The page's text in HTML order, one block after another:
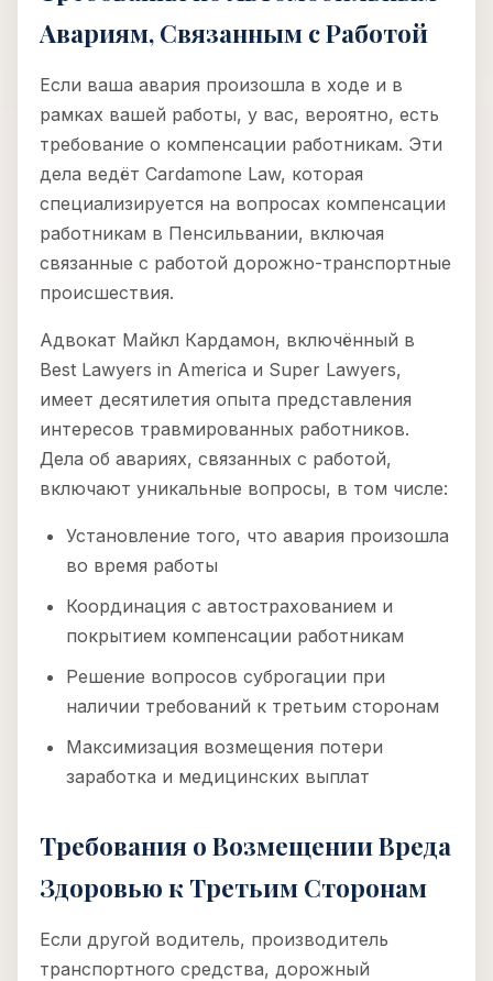
Авариям, Связанным с Работой
Если ваша авария произошла в ходе и в
рамках вашей работы, у вас, вероятно, есть
требование о компенсации работникам. Эти
дела ведёт Cardamone Law, которая
специализируется на вопросах компенсации
работникам в Пенсильвании, включая
связанные с работой дорожно-транспортные
происшествия.
Адвокат Майкл Кардамон, включённый в
Best Lawyers in America и Super Lawyers,
имеет десятилетия опыта представления
интересов травмированных работников.
Дела об авариях, связанных с работой,
включают уникальные вопросы, в том числе:
Установление того, что авария произошла
во время работы
Координация с автострахованием и
покрытием компенсации работникам
Решение вопросов суброгации при
наличии требований к третьим сторонам
Максимизация возмещения потери
заработка и медицинских выплат
Требования о Возмещении Вреда
Здоровью к Третьим Сторонам
Если другой водитель, производитель
транспортного средства, дорожный